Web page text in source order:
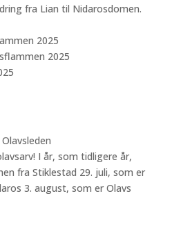
fra Lian til Nidarosdomen.
2025
I år, som tidligere år,
fra Stiklestad 29. juli, som er
3. august, som er Olavs